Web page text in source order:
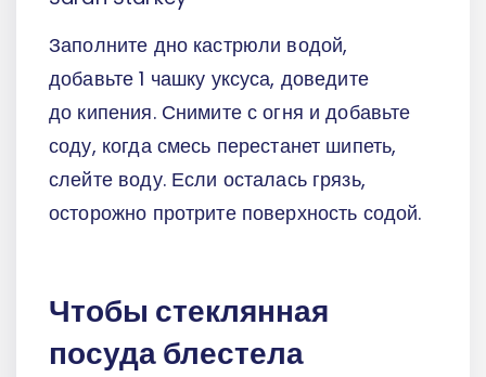
Заполните дно кастрюли водой,
добавьте 1 чашку уксуса, доведите
до кипения. Снимите с огня и добавьте
соду, когда смесь перестанет шипеть,
слейте воду. Если осталась грязь,
осторожно протрите поверхность содой.
Чтобы стеклянная
посуда блестела